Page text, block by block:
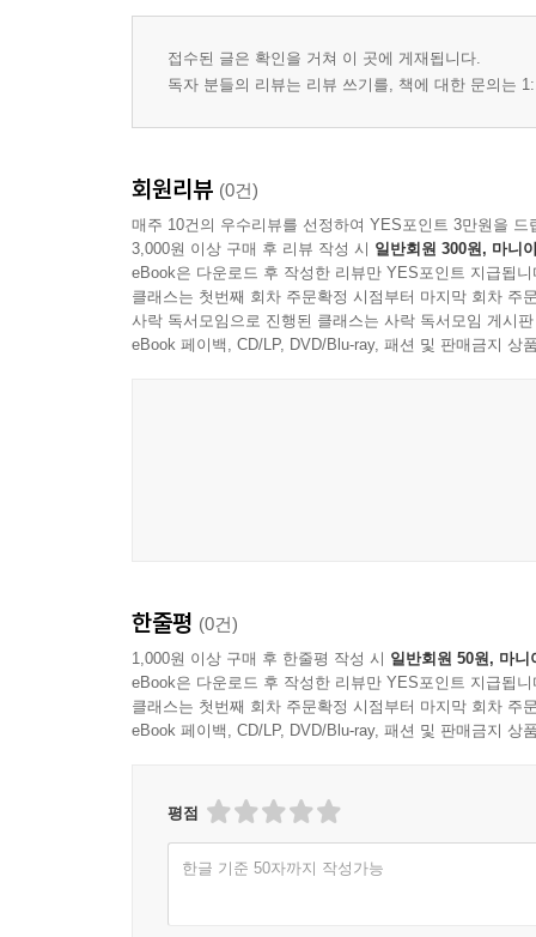
접수된 글은 확인을 거쳐 이 곳에 게재됩니다.
독자 분들의 리뷰는 리뷰 쓰기를, 책에 대한 문의는
회원리뷰 (0건)
매주 10건의 우수리뷰를 선정하여 YES포인트 3만원을 드
3,000원 이상 구매 후 리뷰 작성 시 일반회원 300원, 마니
eBook은 다운로드 후 작성한 리뷰만 YES포인트 지급됩니
클래스는 첫번째 회차 주문확정 시점부터 마지막 회차 주
사락 독서모임으로 진행된 클래스는 사락 독서모임 게시
eBook 페이백, CD/LP, DVD/Blu-ray, 패션 및 판매금지 상
한줄평 (0건)
1,000원 이상 구매 후 한줄평 작성 시 일반회원 50원, 마니
eBook은 다운로드 후 작성한 리뷰만 YES포인트 지급됩니
클래스는 첫번째 회차 주문확정 시점부터 마지막 회차 주
eBook 페이백, CD/LP, DVD/Blu-ray, 패션 및 판매금지 상
평점
한글 기준 50자까지 작성가능